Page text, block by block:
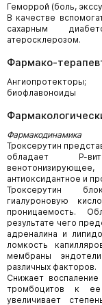
Геморрой (боль,
В качестве
сахарным
атеросклерозом.
Фармако-
биофлавоноиды
Фармакодинамика
Троксерутин
обладает Р-
антиоксидантное и
Троксерутин
гиалуроновую
проницаемость.
результате чего
адреналина и
ломкость
мембраны
различных факторов.
Снижает
тромбоцитов к ее
увеличивает